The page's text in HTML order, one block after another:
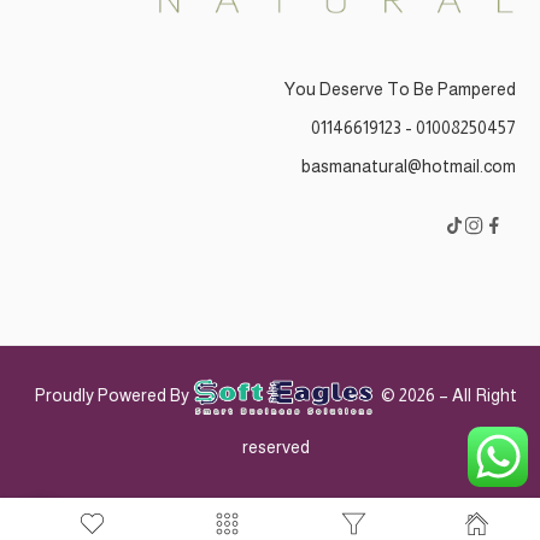
You Deserve To Be Pampered
01008250457 - 01146619123
basmanatural@hotmail.com
Proudly Powered By © 2026 – All Right
reserved